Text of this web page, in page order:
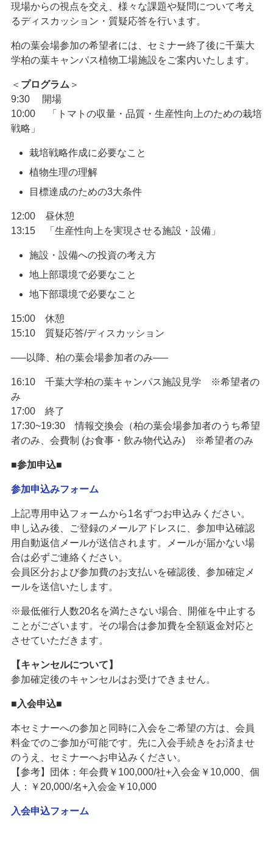
現場からの視点を交え、様々な課題や疑問について考え
るディスカッション・質疑応答を行います。
柏の葉会場参加の希望者には、セミナー終了後に千葉大
学柏の葉キャンパス植物工場施設をご案内いたします。
＜ プログラム ＞
9:30 開場
10:00 「トマトの収量・品質・生産性向上のための栽培
戦略」
栽培戦略作成に必要なこと
植物生理の理解
目標達成のための3大条件
12:00 昼休憩
13:15 「生産性向上を実現させる施設・設備」
施設・設備への投資の考え方
地上部環境で必要なこと
地下部環境で必要なこと
15:00 休憩
15:10 質疑応答/ディスカッション
—–以降、柏の葉会場参加者のみ—–
16:10 千葉大学柏の葉キャンパス施設見学 ※希望者の
み
17:00 終了
17:30~19:30 情報交換会（柏の葉会場参加者のうち希望
者のみ、会費制 (お食事・飲み物代込み) ※希望者のみ
■参加申込■
参加申込みフォーム
上記専用申込フォームから1名ずつお申込みください。
申し込み後、ご登録のメールアドレスに、参加申込確認
用自動返信メールが送信されます。メールが届かない場
合は必ずご連絡ください。
会員区分および参加費のお支払いを確認後、参加確定メ
ールを送信いたします。
※最低催行人数20名を満たさない場合、開催を中止する
ことがございます。その場合は参加費を全額返金対応と
させていただきます。
【キャンセルについて】
参加確定後のキャンセルはお受けできません。
■入会申込■
本セミナーへの参加と同時に入会をご希望の方は、会員
料金でのご参加が可能です。先に入会手続きをお済ませ
のうえ、セミナーへお申込みください。
【参考】団体：年会費￥100,000/社+入会金￥10,000、個
人：￥20,000/名+入会金￥10,000
入会申込フォーム